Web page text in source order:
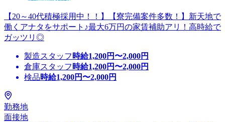
【20～40代積極採用中！！】【寮完備案件多数！】新天地で
働くアナタをサポート♪最大6万円の家賃補助アリ！高時給で
ガッツリ◎
製造スタッフ 時給1,200円〜2,000円
倉庫スタッフ 時給1,200円〜2,000円
検品時給1,200円〜2,000円
勤務地
面接地